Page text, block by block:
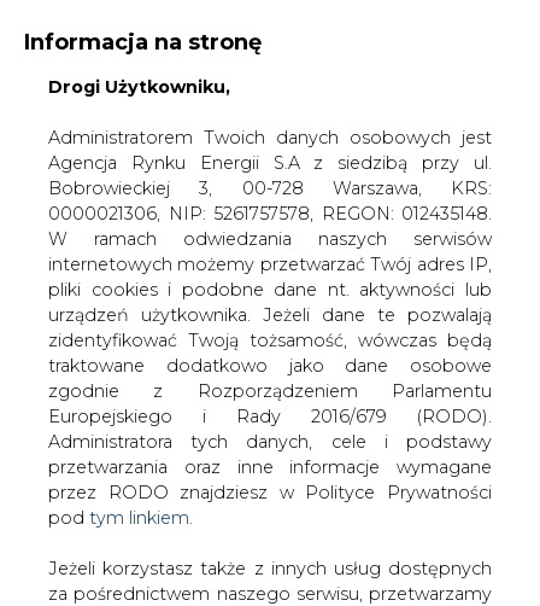
KONTAKT:
WYDAWCA PORTALU:
WYSOKI KONTRAST WIELKOŚĆ TEKSTU A A
ZALOGUJ SIĘ
WŁĄCZ CIRE.TV
Informacja na stronę
Drogi Użytkowniku,
Administratorem Twoich danych osobowych jest
Agencja Rynku Energii S.A z siedzibą przy ul.
Bobrowieckiej 3, 00-728 Warszawa, KRS:
0000021306, NIP: 5261757578, REGON: 012435148.
W ramach odwiedzania naszych serwisów
internetowych możemy przetwarzać Twój adres IP,
pliki cookies i podobne dane nt. aktywności lub
urządzeń użytkownika. Jeżeli dane te pozwalają
zidentyfikować Twoją tożsamość, wówczas będą
traktowane dodatkowo jako dane osobowe
zgodnie z Rozporządzeniem Parlamentu
Europejskiego i Rady 2016/679 (RODO).
Administratora tych danych, cele i podstawy
przetwarzania oraz inne informacje wymagane
przez RODO znajdziesz w Polityce Prywatności
pod tym linkiem.
Jeżeli korzystasz także z innych usług dostępnych
za pośrednictwem naszego serwisu, przetwarzamy